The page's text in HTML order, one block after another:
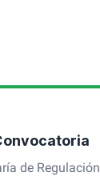
de Regulación